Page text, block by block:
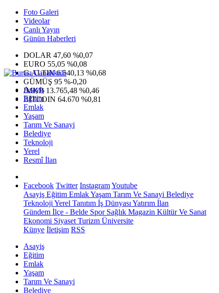
Foto Galeri
Videolar
Canlı Yayın
Günün Haberleri
DOLAR 47,60 %0,07
EURO 55,05 %0,08
G.ALTIN6.540,13 %0,68
GÜMÜŞ 95 %-0,20
IMKB 13.765,48 %0,46
BITCOIN 64.670 %0,81
Asayiş
Eğitim
Emlak
Yaşam
Tarım Ve Sanayi
Belediye
Teknoloji
Yerel
Resmî İlan
Facebook Twitter InstagramYoutube
Asayiş Eğitim EmlakYaşam Tarım Ve Sanayi Belediye
Teknoloji Yerel Tanıtım İş Dünyası Yatırım İlan
Gündem İlçe - Belde SporSağlık Magazin Kültür Ve Sanat
Ekonomi Siyaset Turizm Üniversite
Künye İletişim RSS
Asayiş
Eğitim
Emlak
Yaşam
Tarım Ve Sanayi
Belediye